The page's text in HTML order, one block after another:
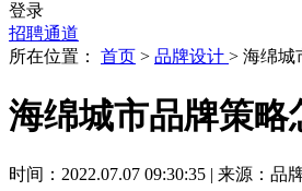
登录
招聘通道
所在位置： 首页 > 品牌设计 > 海绵城
海绵城市品牌策略
时间：2022.07.07 09:30:35 | 来源：品